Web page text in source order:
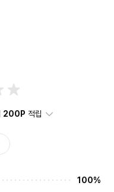
200P 적립
100%